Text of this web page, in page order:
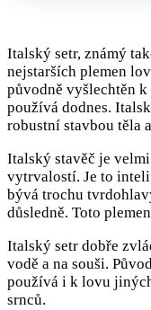
Italský setr, známý
nejstarších plemen
původně vyšlechtěn
používá dodnes.
robustní stavbou těla
Italský stavěč je
vytrvalostí. Je to
bývá trochu
důsledně. Toto
Italský setr dobře
vodě a na souši.
používá i k lovu
srnců.